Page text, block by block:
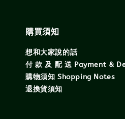
購買須知
想和大家說的話
付 款 及 配 送 Payment &
購物須知 Shopping Notes
退換貨須知